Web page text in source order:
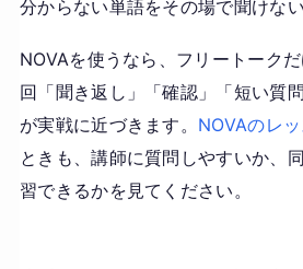
分からない単語をその場で聞けない
NOVAを使うなら、フリートーク
回「聞き返し」「確認」「短い質
が実戦に近づきます。 NOVAのレ
ときも、講師に質問しやすいか、
習できるかを見てください。